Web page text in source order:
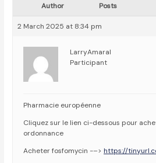
Author Posts
2 March 2025 at 8:34 pm
LarryAmaral
Participant
Pharmacie européenne
Cliquez sur le lien ci-dessous pour
ordonnance
Acheter fosfomycin -–>https://